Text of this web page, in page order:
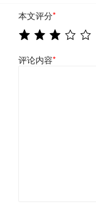
本文评分*
评论内容*